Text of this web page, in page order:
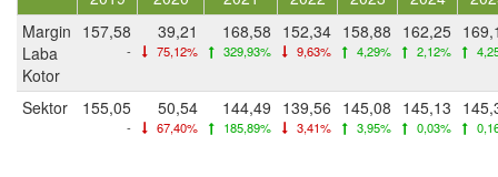
Margin
Laba
Kotor
157,58
-
39,21
75,12%
168,58
329,93%
152,34
9,63%
158,88
4,29%
162,25
2,12%
Sektor 155,05
-
50,54
67,40%
144,49
185,89%
139,56
3,41%
145,08
3,95%
145,13
0,03%